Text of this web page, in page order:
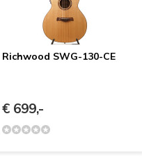
Richwood SWG-130-CE
€ 699,-